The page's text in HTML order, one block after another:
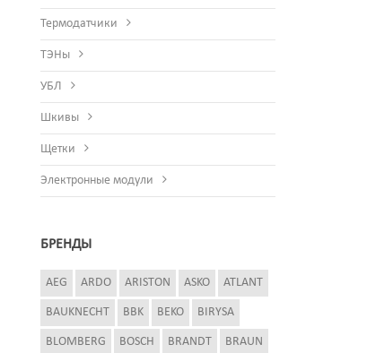
Термодатчики
ТЭНы
УБЛ
Шкивы
Щетки
Электронные модули
БРЕНДЫ
AEG ARDO ARISTON ASKO ATLANT
BAUKNECHT BBK BEKO BIRYSA
BLOMBERG BOSCH BRANDT BRAUN